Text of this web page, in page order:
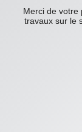
Merci de votre
travaux sur le